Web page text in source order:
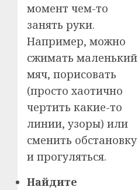
момент чем-то
занять руки.
Например, можно
сжимать маленький
мяч, порисовать
(просто хаотично
чертить какие-то
линии, узоры) или
сменить обстановку
и прогуляться.
Найдите